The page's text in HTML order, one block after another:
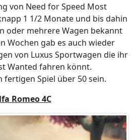
von Need for Speed Most
1 1/2 Monate und bis dahin
oder mehrere Wagen bekannt
Wochen gab es auch wieder
von Luxus Sportwagen die ihr
Wanted fahren könnt.
fertigen Spiel über 50 sein.
Romeo 4C